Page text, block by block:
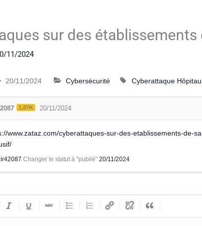
sur des
11/2024
20/11/2024 Cybersécurité Cyberattaque
1.87K 20/11/2024
www.zataz.com/cyberattaques-sur-des-etablissements-de-
Changer le statut à "publié"20/11/2024